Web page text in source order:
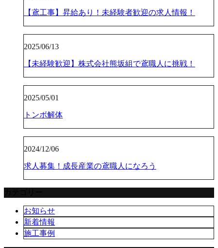
【鳶工事】昇給あり！未経験者歓迎の求人情報！
2025/06/13
【未経験歓迎】株式会社熊坂組で鳶職人に挑戦！
2025/05/01
トンボ解体
2024/12/06
求人募集！成長産業の鳶職人になろう
お知らせ
新着情報
施工事例